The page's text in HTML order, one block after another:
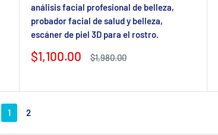
análisis facial profesional de belleza,
probador facial de salud y belleza,
escáner de piel 3D para el rostro.
Precio
$1,100.00
Precio
$1,980.00
1 2